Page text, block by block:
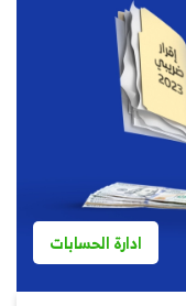
ادارة الحسابات